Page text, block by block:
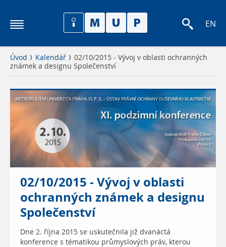
EN
Úvod Kalendář
02/10/2015 - Vývoj v oblasti ochranných
známek a designu Společenství
02/10/2015 - Vývoj v oblasti
ochranných známek a designu
Společenství
Dne 2. října 2015 se uskutečnila již dvanáctá
konference s tématikou průmyslových práv, kterou